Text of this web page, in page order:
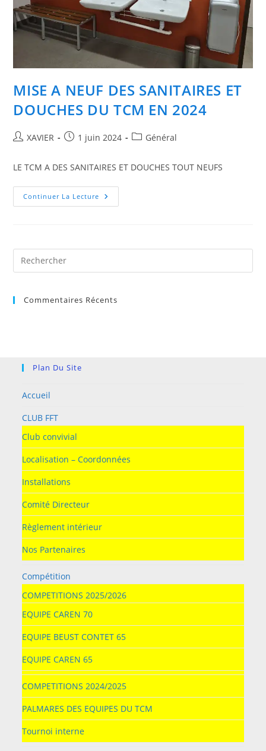
MISE A NEUF DES SANITAIRES ET
DOUCHES DU TCM EN 2024
Auteur/autrice
publication :
XAVIER
Publication
1 juin 2024
PostGénéral
LE TCM A DES SANITAIRES ET DOUCHES TOUT NEUFS
Continuer La Lecture MISE
A
EN
Commentaires Récents
Plan Du Site
Accueil
CLUB FFT
Club convivial
Localisation – Coordonnées
Installations
Comité Directeur
Règlement intérieur
Nos Partenaires
Compétition
COMPETITIONS 2025/2026
EQUIPE CAREN 70
EQUIPE BEUST CONTET 65
EQUIPE CAREN 65
COMPETITIONS 2024/2025
PALMARES DES EQUIPES DU TCM
Tournoi interne